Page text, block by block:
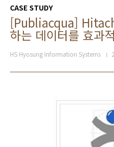
CASE STUDY
[Publiacqua]
하는 데이터를 효과
HS Hyosung Information Systems